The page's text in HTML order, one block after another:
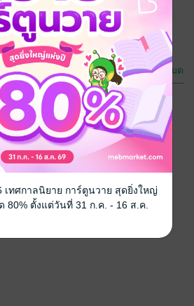
ดูทั้งหมด
เทศกาลนิยาย การ์ตูนวาย สุดยิ่งใหญ่
80% ตั้งแต่วันที่ 31 ก.ค. - 16 ส.ค.